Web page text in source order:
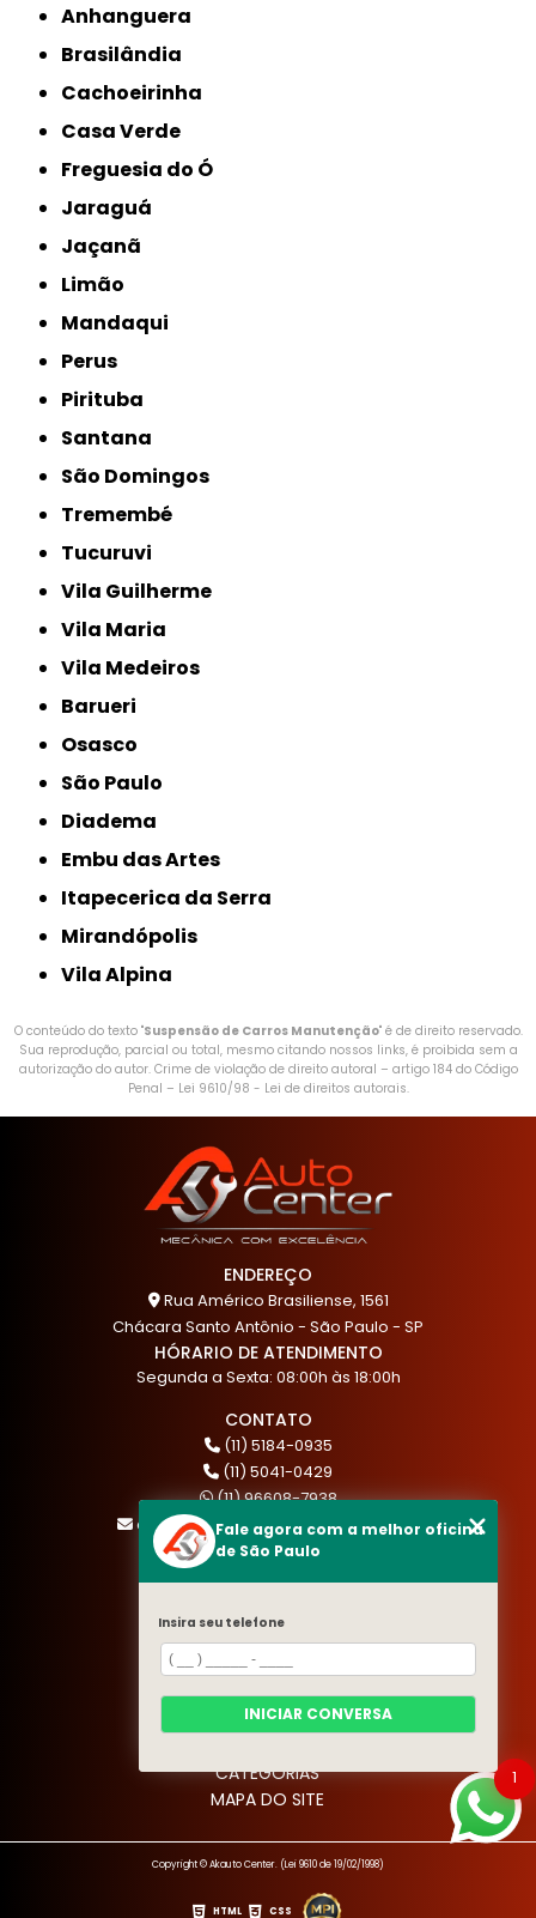
Anhanguera
Brasilândia
Cachoeirinha
Casa Verde
Freguesia do Ó
Jaraguá
Jaçanã
Limão
Mandaqui
Perus
Pirituba
Santana
São Domingos
Tremembé
Tucuruvi
Vila Guilherme
Vila Maria
Vila Medeiros
Barueri
Osasco
São Paulo
Diadema
Embu das Artes
Itapecerica da Serra
Mirandópolis
Vila Alpina
O conteúdo do texto "Suspensão de Carros Manutenção" é de direito reservado.
Sua reprodução, parcial ou total, mesmo citando nossos links, é proibida sem a
autorização do autor. Crime de violação de direito autoral – artigo 184 do Código
Penal – Lei 9610/98 - Lei de direitos autorais.
ENDEREÇO
Rua Américo Brasiliense, 1561
Chácara Santo Antônio - São Paulo - SP
HÓRARIO DE ATENDIMENTO
Segunda a Sexta: 08:00h às 18:00h
CONTATO
(11) 5184-0935
(11) 5041-0429
(11) 96608-7938
atendimento@akautocenter.com.br
MENU
HOME
QUEM SOMOS
SERVIÇOS
BLOG
CATEGORIAS
MAPA DO SITE
Copyright © Akauto Center. (Lei 9610 de 19/02/1998)
HTML CSS
1
Fale agora com a melhor oficina
de São Paulo
Insira seu telefone
INICIAR CONVERSA